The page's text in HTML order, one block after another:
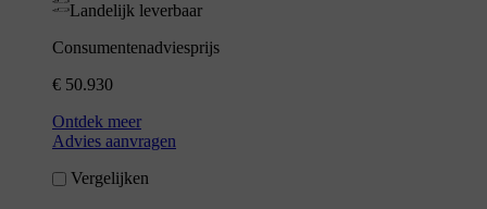
Landelijk leverbaar
Consumentenadviesprijs
€ 50.930
Ontdek meer
Advies aanvragen
Vergelijken